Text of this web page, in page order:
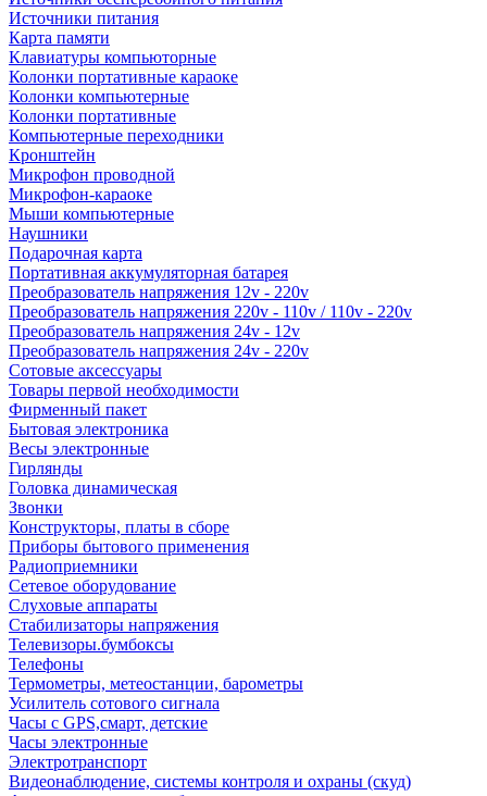
Источники питания
Карта памяти
Клавиатуры компьюторные
Колонки портативные караоке
Колонки компьютерные
Колонки портативные
Компьютерные переходники
Кронштейн
Микрофон проводной
Микрофон-караоке
Мыши компьютерные
Наушники
Подарочная карта
Портативная аккумуляторная батарея
Преобразователь напряжения 12v - 220v
Преобразователь напряжения 220v - 110v / 110v - 220v
Преобразователь напряжения 24v - 12v
Преобразователь напряжения 24v - 220v
Сотовые аксессуары
Товары первой необходимости
Фирменный пакет
Бытовая электроника
Весы электронные
Гирлянды
Головка динамическая
Звонки
Конструкторы, платы в сборе
Приборы бытового применения
Радиоприемники
Сетевое оборудование
Слуховые аппараты
Стабилизаторы напряжения
Телевизоры.бумбоксы
Телефоны
Термометры, метеостанции, барометры
Усилитель сотового сигнала
Часы с GPS,смарт, детские
Часы электронные
Электротранспорт
Видеонаблюдение, системы контроля и охраны (скуд)